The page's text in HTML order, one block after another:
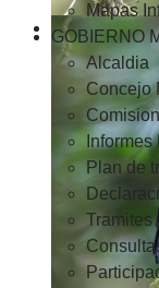
Mapas
GOBIERNO
Alcaldia
Concejo
Plan de
Tramites